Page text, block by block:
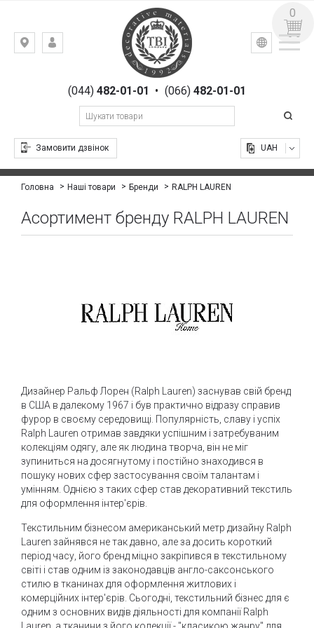
Київ,
Гоголівська,(044)482-01-01 • (066) 482-01-01
Замовити дзвінок
УКР РУС
UAH
0
Головна Наші товари Бренди RALPH LAUREN
Асортимент бренду RALPH LAUREN
Дизайнер Ральф Лорен (Ralph Lauren) заснував свій бренд
в США в далекому 1967 і був практично відразу справив
фурор в своєму середовищі. Популярність, славу і успіх
Ralph Lauren отримав завдяки успішним і затребуваним
колекціям одягу, але як людина творча, він не міг
зупиниться на досягнутому і постійно знаходився в
пошуку нових сфер застосування своїм талантам і
умінням. Однією з таких сфер став декоративний текстиль
для оформлення інтер'єрів.
Текстильним бізнесом американський метр дизайну Ralph
Lauren зайнявся не так давно, але за досить короткий
період часу, його бренд міцно закріпився в текстильному
світі і став одним із законодавців англо-саксонського
стилю в тканинах для оформлення житлових і
комерційних інтер'єрів. Сьогодні, текстильний бізнес для є
одним з основних видів діяльності для компанії Ralph